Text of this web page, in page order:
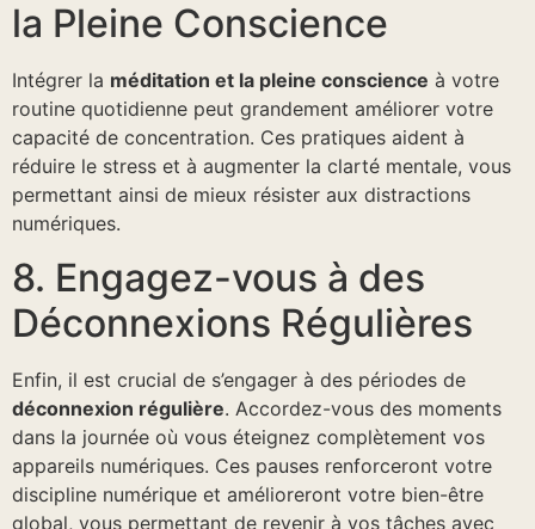
la Pleine Conscience
Intégrer la méditation et la pleine conscience à votre
routine quotidienne peut grandement améliorer votre
capacité de concentration. Ces pratiques aident à
réduire le stress et à augmenter la clarté mentale, vous
permettant ainsi de mieux résister aux distractions
numériques.
8. Engagez-vous à des
Déconnexions Régulières
Enfin, il est crucial de s’engager à des périodes de
déconnexion régulière. Accordez-vous des moments
dans la journée où vous éteignez complètement vos
appareils numériques. Ces pauses renforceront votre
discipline numérique et amélioreront votre bien-être
global, vous permettant de revenir à vos tâches avec